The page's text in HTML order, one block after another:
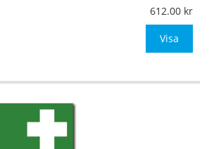
(eller annat mått upp till 0,02m²)
612.00
Visa